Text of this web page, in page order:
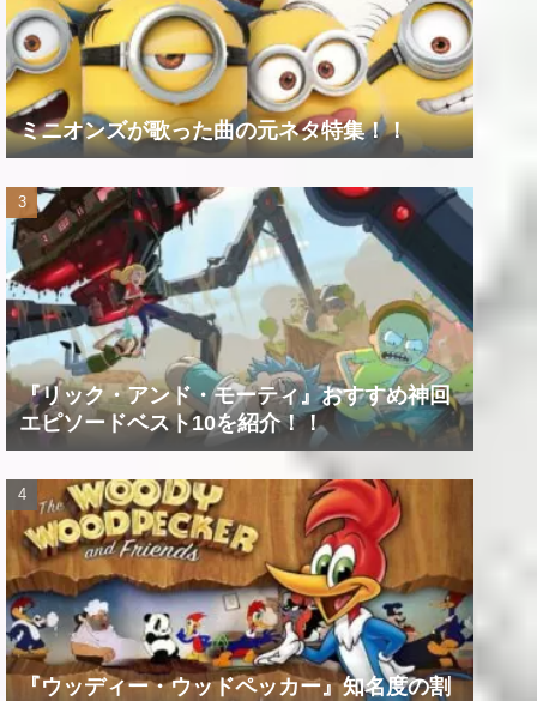
ミニオンズが歌った曲の元ネタ特集！！
『リック・アンド・モーティ』おすすめ神回
エピソードベスト10を紹介！！
『ウッディー・ウッドペッカー』知名度の割